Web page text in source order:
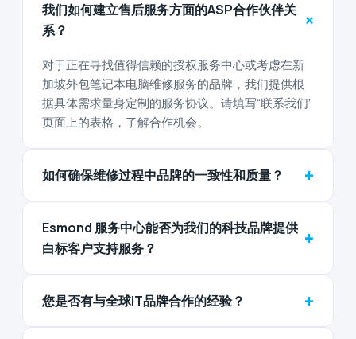
我们如何建立售后服务方面的ASP合作伙伴关
系？
+
对于正在寻找值得信赖的授权服务中心或考虑在新
加坡外包笔记本电脑维修服务的品牌，我们提供根
据具体需求量身定制的服务协议。请填写“联系我们”
页面上的表格，了解合作机会。
如何确保维修过程中品牌的一致性和质量？ +
Esmond 服务中心能否为我们的科技品牌提供
白标客户支持服务？
+
您是否有与全球IT品牌合作的经验？ +